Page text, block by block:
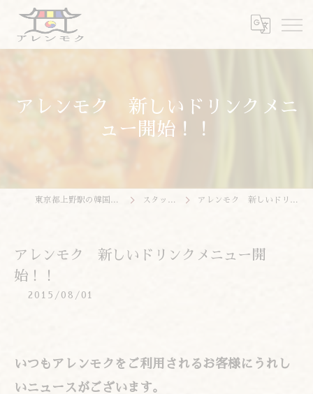
アレンモク 新しいドリンクメニ
ュー開始！！
東京都上野駅の韓国料理ならアレンモク スタッフブログ アレンモク 新しいドリンクメニュー開始！！
アレンモク 新しいドリンクメニュー開
始！！
2015/08/01
いつもアレンモクをご利用されるお客様にうれし
いニュースがございます。